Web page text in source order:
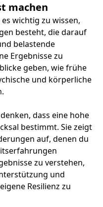
machen
wichtig zu wissen,
besteht, die darauf
belastende
Ergebnisse zu
geben, wie frühe
und körperliche
dass eine hohe
bestimmt. Sie zeigt
auf, denen du
zu verstehen,
und
Resilienz zu